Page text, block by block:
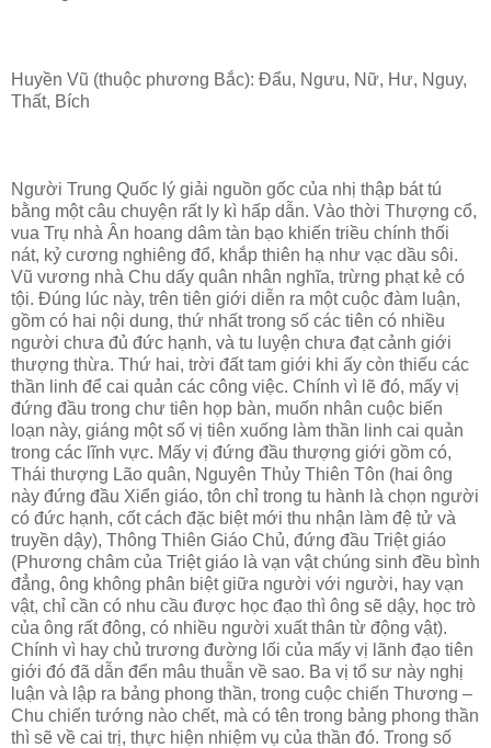
Huyền Vũ (thuộc phương Bắc): Đẩu, Ngưu, Nữ, Hư, Nguy,
Thất, Bích
Người Trung Quốc lý giải nguồn gốc của nhị thập bát tú
bằng một câu chuyện rất ly kì hấp dẫn. Vào thời Thượng cổ,
vua Trụ nhà Ân hoang dâm tàn bạo khiến triều chính thối
nát, kỷ cương nghiêng đổ, khắp thiên hạ như vạc dầu sôi.
Vũ vương nhà Chu dấy quân nhân nghĩa, trừng phạt kẻ có
tội. Đúng lúc này, trên tiên giới diễn ra một cuộc đàm luận,
gồm có hai nội dung, thứ nhất trong số các tiên có nhiều
người chưa đủ đức hạnh, và tu luyện chưa đạt cảnh giới
thượng thừa. Thứ hai, trời đất tam giới khi ấy còn thiếu các
thần linh để cai quản các công việc. Chính vì lẽ đó, mấy vị
đứng đầu trong chư tiên họp bàn, muốn nhân cuộc biến
loạn này, giáng một số vị tiên xuống làm thần linh cai quản
trong các lĩnh vực. Mấy vị đứng đầu thượng giới gồm có,
Thái thượng Lão quân, Nguyên Thủy Thiên Tôn (hai ông
này đứng đầu Xiển giáo, tôn chỉ trong tu hành là chọn người
có đức hạnh, cốt cách đặc biệt mới thu nhận làm đệ tử và
truyền dậy), Thông Thiên Giáo Chủ, đứng đầu Triệt giáo
(Phương châm của Triệt giáo là vạn vật chúng sinh đều bình
đẳng, ông không phân biệt giữa người với người, hay vạn
vật, chỉ cần có nhu cầu được học đạo thì ông sẽ dậy, học trò
của ông rất đông, có nhiều người xuất thân từ động vật).
Chính vì hay chủ trương đường lối của mấy vị lãnh đạo tiên
giới đó đã dẫn đển mâu thuẫn về sao. Ba vị tổ sư này nghị
luận và lập ra bảng phong thần, trong cuộc chiến Thương –
Chu chiến tướng nào chết, mà có tên trong bảng phong thần
thì sẽ về cai trị, thực hiện nhiệm vụ của thần đó. Trong số